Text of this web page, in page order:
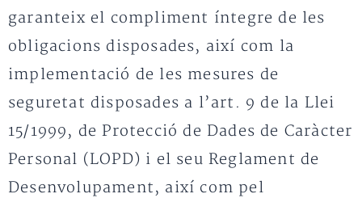
garanteix el compliment íntegre de les
obligacions disposades, així com la
implementació de les mesures de
seguretat disposades a l’art. 9 de la Llei
15/1999, de Protecció de Dades de Caràcter
Personal (LOPD) i el seu Reglament de
Desenvolupament, així com pel